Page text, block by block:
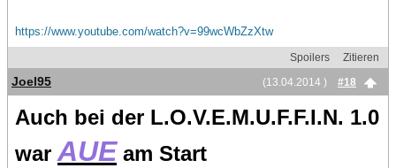
https://www.youtube.com/watch?v=99wcWbZzXtw
Spoilers
Zitieren
(13.04.2014 )
#18
Joel95
Auch bei der L.O.V.E.M.U.F.F.I.N. 1.0
war AUEam Start